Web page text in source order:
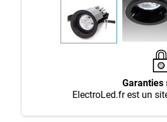
Garanties
ElectroLed.fr est un